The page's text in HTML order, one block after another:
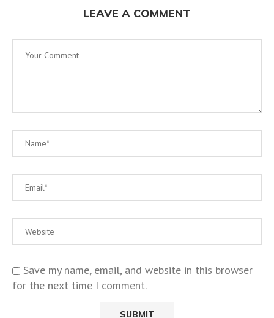
LEAVE A COMMENT
Save my name, email, and website in this browser
for the next time I comment.